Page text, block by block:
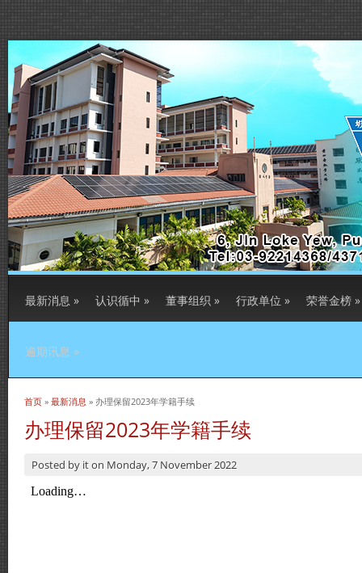
最新消息 » 认识循中 » 董事组织 » 行政单位 » 荣誉金榜 »
逾期讯息 »
当前位置
首页 » 最新消息 » 办理保留2023年学籍手续
办理保留2023年学籍手续
Posted by iton Monday, 7 November 2022